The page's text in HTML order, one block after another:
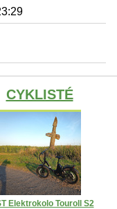
CYKLISTÉ
Elektrokolo Touroll S2